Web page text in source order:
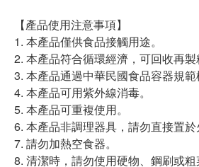
【產品使用注意事項】
1. 本產品僅供食品接觸用途。
2. 本產品符合循環經濟，可回收再製
3. 本產品通過中華民國食品容器規範
4. 本產品可用紫外線消毒。
5. 本產品可重複使用。
6. 本產品非調理器具，請勿直接置於
7. 請勿加熱空食器。
8. 清潔時，請勿使用硬物、鋼刷或粗